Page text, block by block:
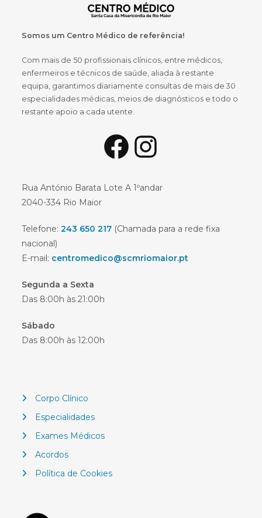
Somos um Centro Médico de referência!
Com mais de 50 profissionais clínicos, entre médicos,
enfermeiros e técnicos de saúde, aliada à restante
equipa, garantimos diariamente consultas de mais de 30
especialidades médicas, meios de diagnósticos e todo o
restante apoio a cada utente.
FacebookInstagram
Rua António Barata Lote A 1ºandar
2040-334 Rio Maior
Telefone:243 650 217 (Chamada para a rede fixa
nacional)
E-mail: centromedico@scmriomaior.pt
Segunda a Sexta
Das 8:00h às 21:00h
Sábado
Das 8:00h às 12:00h
Corpo Clínico
Especialidades
Exames Médicos
Acordos
Política de Cookies